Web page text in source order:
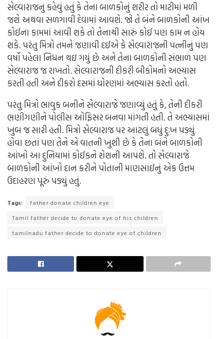
સેલ્વારાજનું કહેવું હતું કે તેના બાળકોનું શરીર તો માટીમાં મળી
જશે અથવા સળગાવી દેવામાં આવશે. જો તે બંને બાળકોની આંખ
કોઈના કામમાં આવી શકે તો તેનાથી સારું કોઈ પણ કામ ન હોય
શકે. પરંતુ મિત્રો તમને જણાવી દઈએ કે સેલ્વારાજની પત્નીનું પણ
વર્ષો પહેલા નિધન થઇ ગયું છે અને તેના બાળકોની સંભાળ પણ
સેલ્વારાજ જ રાખતો. સેલ્વારાજની દીકરી બીકોમનો અભ્યાસ
કરતી હતી અને દીકરો દસમાં ધોરણમાં અભ્યાસ કરતો હતો.
પરંતુ મિત્રો ભાવુક બનીને સેલ્વારાજે જણાવ્યું હતું કે, તેની દીકરી
ભણીગણીને પોલીસ ઓફિસર બનવા માંગતી હતી. તે અભ્યાસમાં
ખુબ જ સારી હતી. મિત્રો સેલ્વારાજ પર આટલું બધું દુઃખ પડ્યું
હોવા છતાં પણ તેને એ વાતની ખુશી છે કે તેના બંને બાળકોની
આંખો આ દુનિયામાં કોઈકને રોશની આપશે. તો સેલ્વારાજે
બાળકોની આંખો દાન કરીને પોતાની માણસાઈનું એક ઉત્તમ
ઉદાહરણ પૂરું પડ્યું હતું.
Tags:
father donate children eye
Tamil father decide to donate eye of his children
tamilnadu father decide to donate eye of children